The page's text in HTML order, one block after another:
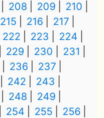
208 209
210
215 216
217
222 223
224
229 230
231
236
237
242
243
248
249
254 255
256